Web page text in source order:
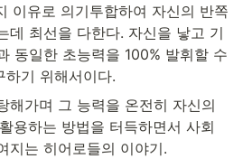
이유로 의기투합하여 자신의 반쪽
데 최선을 다한다. 자신을 낳고 기
동일한 초능력을 100% 발휘할 수
하기 위해서이다.
해가며 그 능력을 온전히 자신의
용하는 방법을 터득하면서 사회
지는 히어로들의 이야기.